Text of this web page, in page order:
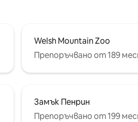
Welsh Mountain Zoo
Препоръчвано от 189
Замък Пенрин
Препоръчвано от 199